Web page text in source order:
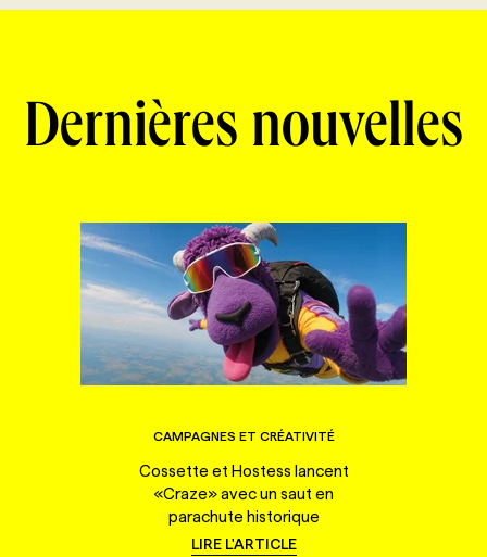
Dernières nouvelles
CAMPAGNES ET CRÉATIVITÉ
Cossette et Hostess lancent
«Craze» avec un saut en
parachute historique
LIRE L'ARTICLE